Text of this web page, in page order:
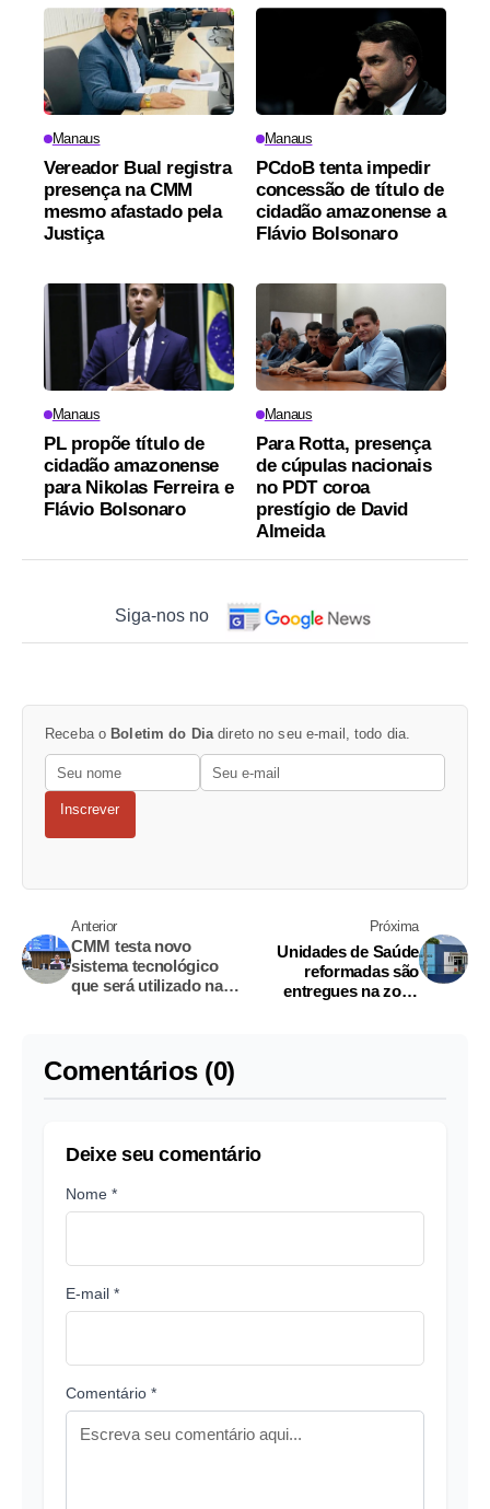
Manaus
Vereador Bual registra
presença na CMM
mesmo afastado pela
Justiça
Manaus
PCdoB tenta impedir
concessão de título de
cidadão amazonense a
Flávio Bolsonaro
Manaus
PL propõe título de
cidadão amazonense
para Nikolas Ferreira e
Flávio Bolsonaro
Manaus
Para Rotta, presença
de cúpulas nacionais
no PDT coroa
prestígio de David
Almeida
Siga-nos no
Receba o Boletim do Dia direto no seu e-mail, todo dia.
Inscrever
Anterior
CMM testa novo
sistema tecnológico
que será utilizado nas
Próxima
Unidades de Saúde
reformadas são
entregues na zona
Comentários (0)
Deixe seu comentário
Nome *
E-mail *
Comentário *